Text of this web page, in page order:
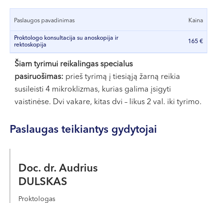
VI, VII --
Paslaugos pavadinimas Kaina
Proktologo konsultacija su anoskopija ir
rektoskopija
165 €
Šiam tyrimui reikalingas specialus
pasiruošimas: prieš tyrimą į tiesiąją žarną reikia
susileisti 4 mikroklizmas, kurias galima įsigyti
vaistinėse. Dvi vakare, kitas dvi – likus 2 val. iki tyrimo.
Paslaugas teikiantys gydytojai
Doc. dr. Audrius
DULSKAS
Proktologas